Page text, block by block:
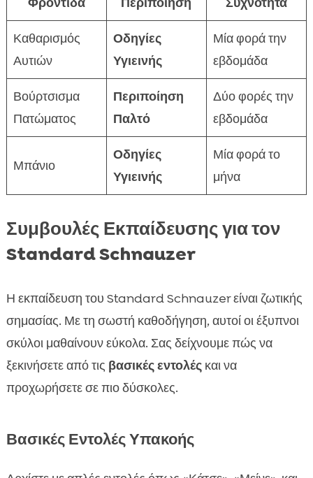
Καθαρισμός
Αυτιών
Οδηγίες
Υγιεινής
Μία φορά την
εβδομάδα
Βούρτσισμα
Πατώματος
Περιποίηση
Παλτό
Δύο φορές την
εβδομάδα
Μπάνιο
Οδηγίες
Υγιεινής
Μία φορά το
μήνα
Συμβουλές Εκπαίδευσης για τον
Standard Schnauzer
Η εκπαίδευση του Standard Schnauzer είναι ζωτικής
σημασίας. Με τη σωστή καθοδήγηση, αυτοί οι έξυπνοι
σκύλοι μαθαίνουν εύκολα. Σας δείχνουμε πώς να
ξεκινήσετε από τις βασικές εντολέςκαι να
προχωρήσετε σε πιο δύσκολες.
Βασικές Εντολές Υπακοής